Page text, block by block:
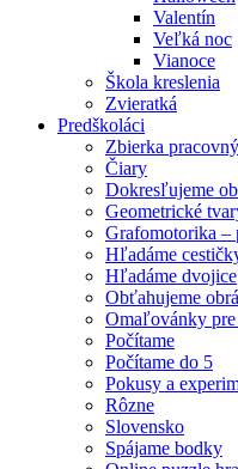
Valentín
Veľká noc
Vianoce
Škola kreslenia
Zvieratká
Predškoláci
Zbierka
Čiary
Dokresľujeme
Geometrické
Grafomotorika –
Hľadáme
Hľadáme dvojice
Obťahujeme
Omaľovánky pre
Počítame
Počítame do 5
Pokusy a
Rôzne
Slovensko
Spájame bodky